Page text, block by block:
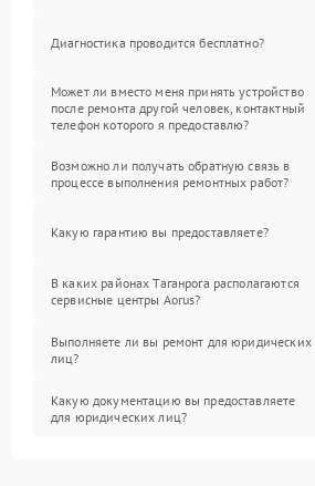
Диагностика проводится бесплатно?
Может ли вместо меня принять устройство
после ремонта другой человек, контактный
телефон которого я предоставлю?
Возможно ли получать обратную связь в
процессе выполнения ремонтных работ?
Какую гарантию вы предоставляете?
В каких районах Таганрога располагаются
сервисные центры Aorus?
Выполняете ли вы ремонт для юридических
лиц?
Какую документацию вы предоставляете
для юридических лиц?